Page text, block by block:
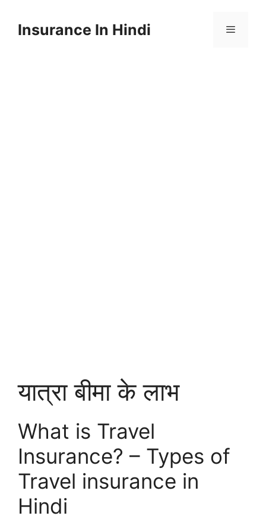
contentInsurance In Hindi
यात्रा बीमा के लाभ
What is Travel
Insurance? – Types of
Travel insurance in
Hindi